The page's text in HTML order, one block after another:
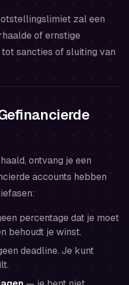
zal een
of ernstige
sancties of sluiting van
ontvang je een
accounts hebben
percentage dat je moet
behoudt je winst.
deadline. Je kunt